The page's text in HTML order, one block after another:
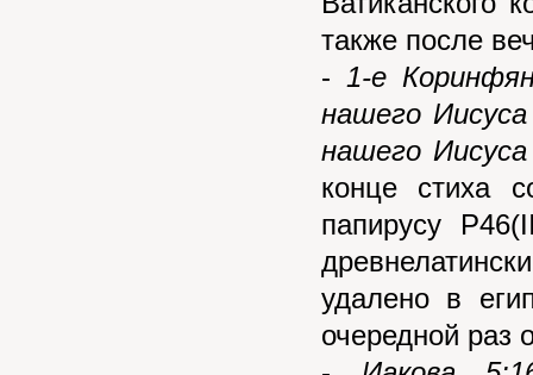
также после
- 1-е
нашего
нашего
конце стиха
папирусу
удалено в
очередной раз